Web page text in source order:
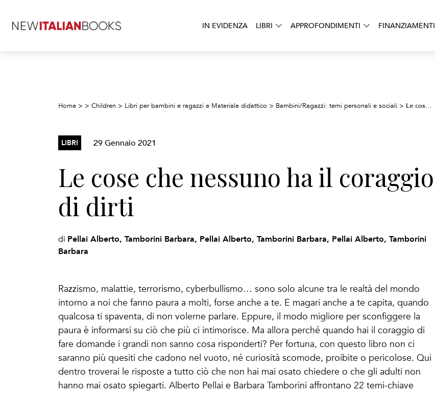
IN EVIDENZA LIBRI APPROFONDIMENTI FINANZIAMENTI
Home > > Children > Libri per bambini e ragazzi e Materiale didattico > Bambini/Ragazzi: temi personali e sociali > Le cose che nessuno ha il coraggio di dirti
LIBRI 29 Gennaio 2021
Le cose che nessuno ha il coraggio
di dirti
di Pellai Alberto, Tamborini Barbara, Pellai Alberto, Tamborini Barbara, Pellai Alberto, Tamborini
Barbara
Razzismo, malattie, terrorismo, cyberbullismo… sono solo alcune tra le realtà del mondo
intorno a noi che fanno paura a molti, forse anche a te. E magari anche a te capita, quando
qualcosa ti spaventa, di non volerne parlare. Eppure, il modo migliore per sconfiggere la
paura è informarsi su ciò che più ci intimorisce. Ma allora perché quando hai il coraggio di
fare domande i grandi non sanno cosa risponderti? Per fortuna, con questo libro non ci
saranno più quesiti che cadono nel vuoto, né curiosità scomode, proibite o pericolose. Qui
dentro troverai le risposte a tutto ciò che non hai mai osato chiedere o che gli adulti non
hanno mai osato spiegarti. Alberto Pellai e Barbara Tamborini affrontano 22 temi-chiave